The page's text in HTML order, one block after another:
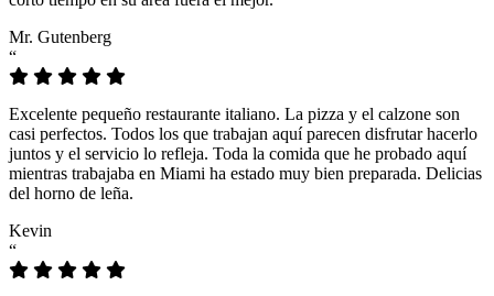
Mr. Gutenberg
“
Excelente pequeño restaurante italiano. La pizza y el calzone son
casi perfectos. Todos los que trabajan aquí parecen disfrutar hacerlo
juntos y el servicio lo refleja. Toda la comida que he probado aquí
mientras trabajaba en Miami ha estado muy bien preparada. Delicias
del horno de leña.
Kevin
“